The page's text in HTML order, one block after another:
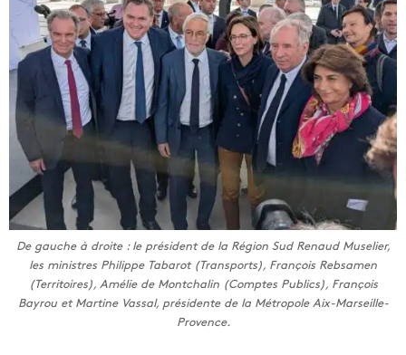
De gauche à droite : le président de la Région Sud Renaud Muselier,
les ministres Philippe Tabarot (Transports), François Rebsamen
(Territoires), Amélie de Montchalin (Comptes Publics), François
Bayrou et Martine Vassal, présidente de la Métropole Aix-Marseille-
Provence.